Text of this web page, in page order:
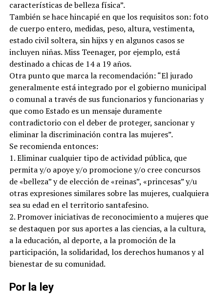
características de belleza física”.
También se hace hincapié en que los requisitos son: foto
de cuerpo entero, medidas, peso, altura, vestimenta,
estado civil soltera, sin hijxs y en algunos casos se
incluyen niñas. Miss Teenager, por ejemplo, está
destinado a chicas de 14 a 19 años.
Otra punto que marca la recomendación: “El jurado
generalmente está integrado por el gobierno municipal
o comunal a través de sus funcionarios y funcionarias y
que como Estado es un mensaje duramente
contradictorio con el deber de proteger, sancionar y
eliminar la discriminación contra las mujeres”.
Se recomienda entonces:
1. Eliminar cualquier tipo de actividad pública, que
permita y/o apoye y/o promocione y/o cree concursos
de «belleza” y de elección de «reinas”, «princesas” y/u
otras expresiones similares sobre las mujeres, cualquiera
sea su edad en el territorio santafesino.
2. Promover iniciativas de reconocimiento a mujeres que
se destaquen por sus aportes a las ciencias, a la cultura,
a la educación, al deporte, a la promoción de la
participación, la solidaridad, los derechos humanos y al
bienestar de su comunidad.
Por la ley